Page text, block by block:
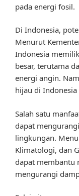
pada energi fosil.
Di Indonesia,
Menurut
Indonesia
besar, terutama
energi angin.
hijau di
Salah satu
dapat
lingkungan.
Klimatologi, dan
dapat membantu
mengurangi